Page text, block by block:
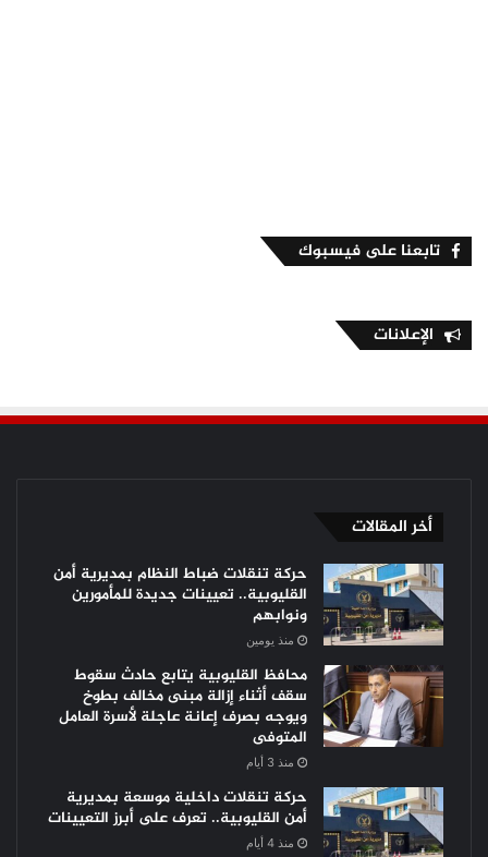
تابعنا على فيسبوك
الإعلانات
أخر المقالات
حركة تنقلات ضباط النظام بمديرية أمن
القليوبية.. تعيينات جديدة للمأمورين
ونوابهم
منذ يومين
محافظ القليوبية يتابع حادث سقوط
سقف أثناء إزالة مبنى مخالف بطوخ
ويوجه بصرف إعانة عاجلة لأسرة العامل
المتوفى
منذ 3 أيام
حركة تنقلات داخلية موسعة بمديرية
أمن القليوبية.. تعرف على أبرز التعيينات
منذ 4 أيام